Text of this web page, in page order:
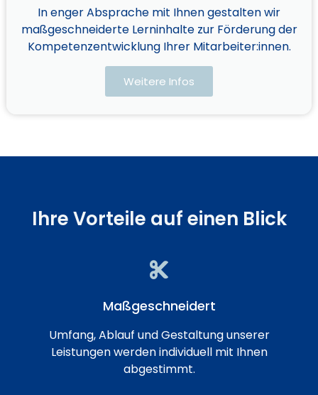
In enger Absprache mit Ihnen gestalten wir
maßgeschneiderte Lerninhalte zur Förderung der
Kompetenzentwicklung Ihrer Mitarbeiter:innen.​
Weitere Infos
Ihre Vorteile auf einen Blick
Maßgeschneidert
Umfang, Ablauf und Gestaltung unserer
Leistungen werden individuell mit Ihnen
abgestimmt.